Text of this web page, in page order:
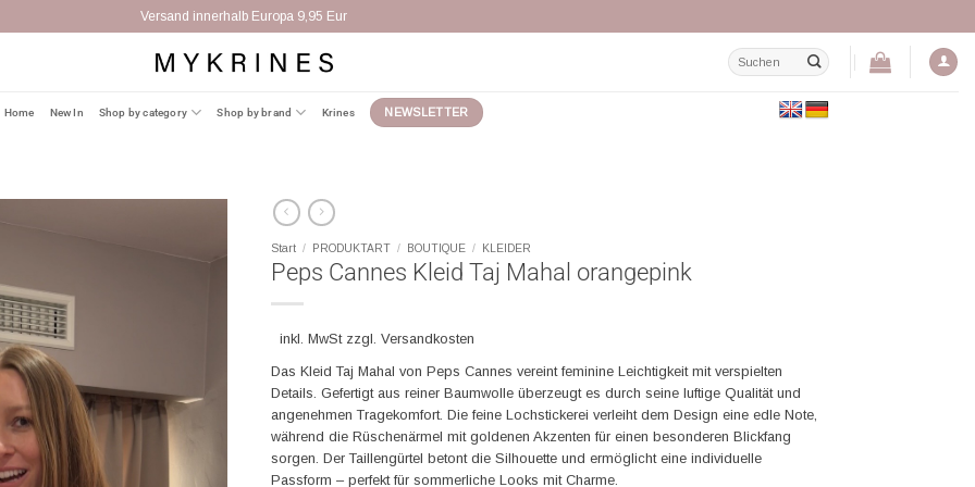
Versand innerhalb Europa 9,95 Eur
Suchen
nach:
Home New In Shop by category Shop by brand Krines NEWSLETTER
Start / PRODUKTART / BOUTIQUE / KLEIDER
Peps Cannes Kleid Taj Mahal orangepink
inkl. MwSt zzgl. Versandkosten
Das Kleid Taj Mahal von Peps Cannes vereint feminine Leichtigkeit mit verspielten
Details. Gefertigt aus reiner Baumwolle überzeugt es durch seine luftige Qualität und
angenehmen Tragekomfort. Die feine Lochstickerei verleiht dem Design eine edle Note,
während die Rüschenärmel mit goldenen Akzenten für einen besonderen Blickfang
sorgen. Der Taillengürtel betont die Silhouette und ermöglicht eine individuelle
Passform – perfekt für sommerliche Looks mit Charme.